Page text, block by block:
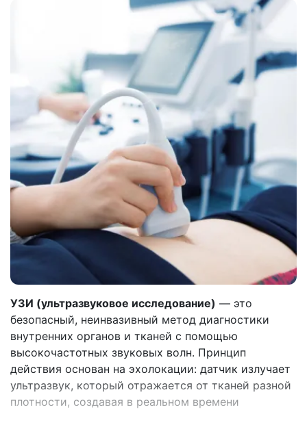
УЗИ (ультразвуковое исследование) — это
безопасный, неинвазивный метод диагностики
внутренних органов и тканей с помощью
высокочастотных звуковых волн. Принцип
действия основан на эхолокации: датчик излучает
ультразвук, который отражается от тканей разной
плотности, создавая в реальном времени